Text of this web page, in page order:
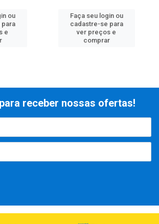
ou
e
Faça seu login ou
cadastre-se para
ver preços e
comprar
receber nossas ofertas!